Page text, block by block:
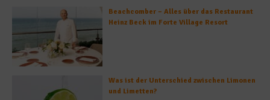
Beachcomber – Alles über das Restaurant
Heinz Beck im Forte Village Resort
Was ist der Unterschied zwischen Limonen
und Limetten?